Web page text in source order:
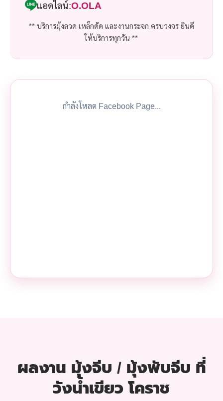
แอดไลน์:O.OLA
** บริการมุ้งลวด เหล็กดัด และงานกระจก ครบวงจร ยินดี
ให้บริการทุกวัน **
กำลังโหลด Facebook Page...
ผลงาน มุ้งจีบ / มุ้งพับจีบ ที่
วังน้ำเขียว โคราช